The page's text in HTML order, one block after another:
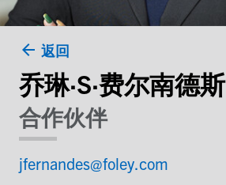
返回
乔琳·S·费尔南德斯
合作伙伴
jfernandes@foley.com